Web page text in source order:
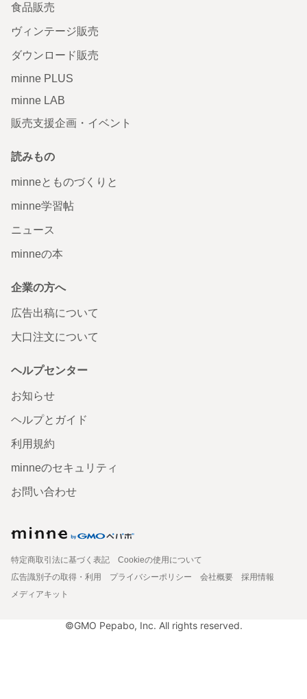
食品販売
ヴィンテージ販売
ダウンロード販売
minne PLUS
minne LAB
販売支援企画・イベント
読みもの
minneとものづくりと
minne学習帖
ニュース
minneの本
企業の方へ
広告出稿について
大口注文について
ヘルプセンター
お知らせ
ヘルプとガイド
利用規約
minneのセキュリティ
お問い合わせ
特定商取引法に基づく表記
Cookieの使用について
広告識別子の取得・利用
プライバシーポリシー 会社概要
採用情報
メディアキット
©GMO Pepabo, Inc. All rights reserved.